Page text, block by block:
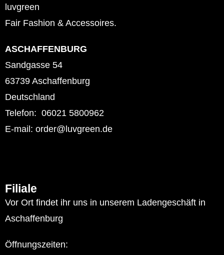
luvgreen
Fair Fashion & Accessoires.
ASCHAFFENBURG
Sandgasse 54
63739 Aschaffenburg
Deutschland
Telefon: 06021 5800962
E-mail: order@luvgreen.de
Filiale
Vor Ort findet ihr uns in unserem Ladengeschäft in
Aschaffenburg
Öffnungszeiten: